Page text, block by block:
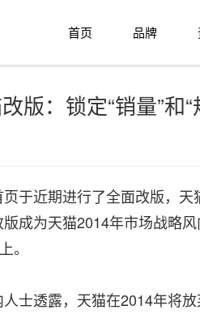
首页 品牌
版：锁定“销量”和“
页于近期进行了全面改版，
成为天猫2014年市场战略
。
士透露，天猫在2014年将